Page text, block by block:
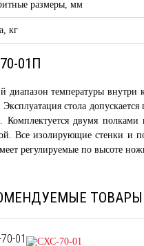
размеры, мм
кг
01П
диапазон температуры
стола
Комплектуется двумя
Все изолирующие стенки и
регулируемые по высоте
ТОВАРЫ
01